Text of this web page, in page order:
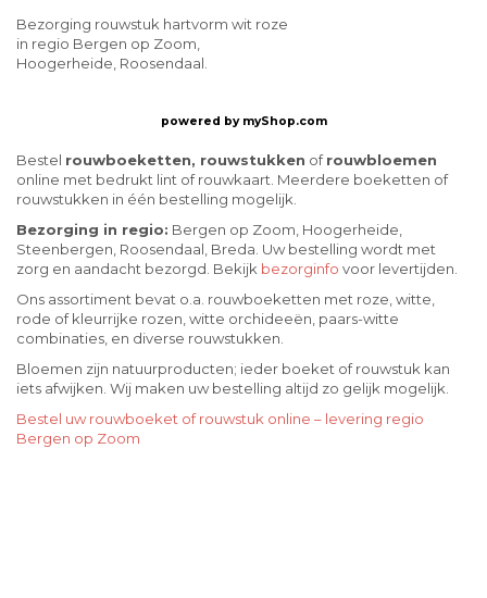
Bezorging rouwstuk hartvorm wit roze
in regio Bergen op Zoom,
Hoogerheide, Roosendaal.
powered by myShop.com
Bestel rouwboeketten, rouwstukken ofrouwbloemen
online met bedrukt lint of rouwkaart. Meerdere boeketten of
rouwstukken in één bestelling mogelijk.
Bezorging in regio: Bergen op Zoom, Hoogerheide,
Steenbergen, Roosendaal, Breda. Uw bestelling wordt met
zorg en aandacht bezorgd. Bekijk bezorginfo voor levertijden.
Ons assortiment bevat o.a. rouwboeketten met roze, witte,
rode of kleurrijke rozen, witte orchideeën, paars-witte
combinaties, en diverse rouwstukken.
Bloemen zijn natuurproducten; ieder boeket of rouwstuk kan
iets afwijken. Wij maken uw bestelling altijd zo gelijk mogelijk.
Bestel uw rouwboeket of rouwstuk online – levering regio
Bergen op Zoom